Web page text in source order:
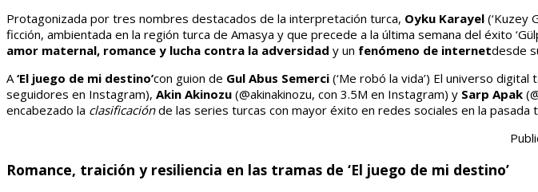
Protagonizada por tres nombres destacados de la interpretación turca, Oyku Karayel (‘Kuzey
ficción, ambientada en la región turca de Amasya y que precede a la última semana del éxito
amor maternal, romance y lucha contra la adversidad y un fenómeno de internetdesde
A‘El juego de mi destino’con guion de Gul Abus Semerci (‘Me robó la vida’) El universo
seguidores en Instagram), Akin Akinozu (@akinakinozu, con 3.5M en Instagram) y Sarp Apak
encabezado la clasificaciónde las series turcas con mayor éxito en redes sociales en la pasada
Romance, traición y resiliencia en las tramas de ‘El juego de mi destino’